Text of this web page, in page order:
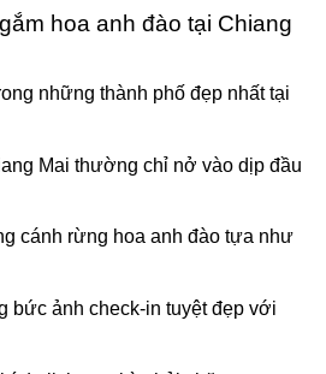
hoa anh đào tại Chiang
những thành phố đẹp nhất tại
Mai thường chỉ nở vào dịp đầu
cánh rừng hoa anh đào tựa như
bức ảnh check-in tuyệt đẹp với